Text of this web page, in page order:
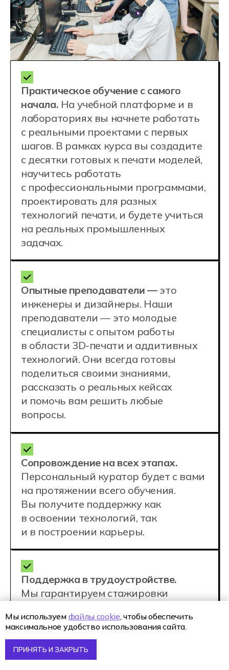
Телефон приемной комиссии
+7 (800) 222-75-46
Почта
enrol@hexly.ru
Адрес
109 316, г. Москва, ул. Угрешская 14\1
в Москве
Наши
преподаватели
Персональный куратор — это
с педагогическим образованием, которые
следит за мотивацией студента,
помогает ему в решении любых вопросов,
а еще — не дает заскучать ;-)
Сопровождают
персональные
кураторы
Мы используем файлы cookie, чтобы обеспечить
максимальное удобство использования сайта.
ПРИНЯТЬ И ЗАКРЫТЬ